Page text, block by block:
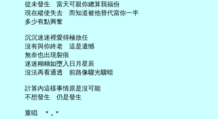
     從未發生　當天可親你總算我福份
     現在縱使失去　而知道被他替代當你一半
     多少有點興奮
     沉沉迷迷裡愛得極放任
     沒有與你終老　這是遺憾
     無奈也出現裂痕
     迷迷糊糊如墮入日月星辰
     沒法再看通透　前路像驟光驟暗
     計算內這樣事情原是沒可能
     不想發生　仍是發生